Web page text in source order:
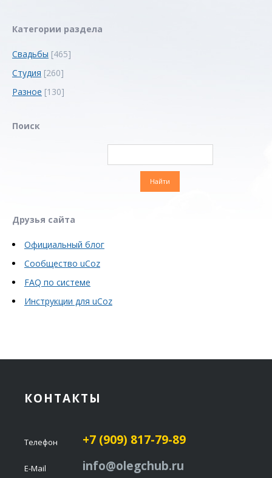
Категории раздела
Свадьбы [465]
Студия [260]
Разное [130]
Поиск
Друзья сайта
Официальный блог
Сообщество uCoz
FAQ по системе
Инструкции для uCoz
КОНТАКТЫ
Телефон +7 (909) 817-79-89
E-Mail info@olegchub.ru